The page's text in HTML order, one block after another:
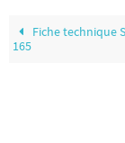
Fiche technique
165